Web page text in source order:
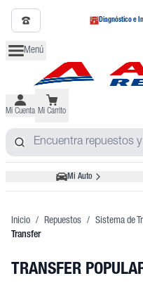
Diagnóstico e
Menú
Mi Cuenta Mi Carrito
Mi Auto
Inicio / Repuestos / Sistema de
Transfer
TRANSFER